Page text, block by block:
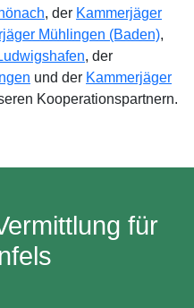
, der Kammerjäger
Mühlingen (Baden),
, der
und der Kammerjäger
Kooperationspartnern.
für